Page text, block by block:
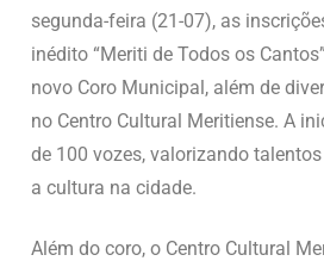
segunda-feira (21-07), as
inédito “Meriti de Todos os
novo Coro Municipal, além de
no Centro Cultural Meritiense. A
de 100 vozes, valorizando
a cultura na cidade.
Além do coro, o Centro Cultural